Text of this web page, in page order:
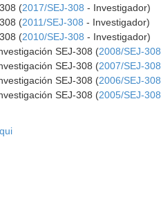
(2017/SEJ-308 - Investigador)
(2011/SEJ-308 - Investigador)
(2010/SEJ-308 - Investigador)
SEJ-308 (2008/SEJ-308
SEJ-308 (2007/SEJ-308
SEJ-308 (2006/SEJ-308
SEJ-308 (2005/SEJ-308